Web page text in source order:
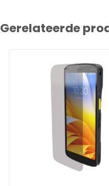
Gerelateerde